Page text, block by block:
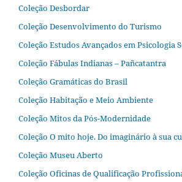
Coleção Desbordar
Coleção Desenvolvimento do Turismo
Coleção Estudos Avançados em Psicologia
Coleção Fábulas Indianas – Pañcatantra
Coleção Gramáticas do Brasil
Coleção Habitação e Meio Ambiente
Coleção Mitos da Pós-Modernidade
Coleção O mito hoje. Do imaginário à sua
Coleção Museu Aberto
Coleção Oficinas de Qualificação